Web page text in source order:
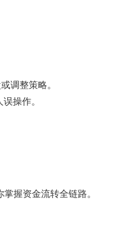
调整策略。
操作。
握资金流转全链路。